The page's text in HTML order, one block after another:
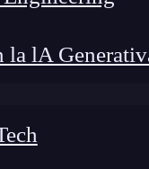
la lA
Windows,
lista para
útil,